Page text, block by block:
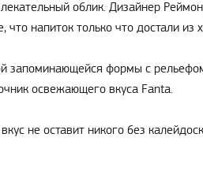
облик. Дизайнер
напиток только что достали из
запоминающейся формы с
освежающего вкуса Fanta.
не оставит никого без